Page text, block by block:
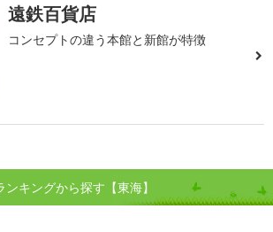
遠鉄百貨店
コンセプトの違う本館と新館が特徴
キングから探す【東海】